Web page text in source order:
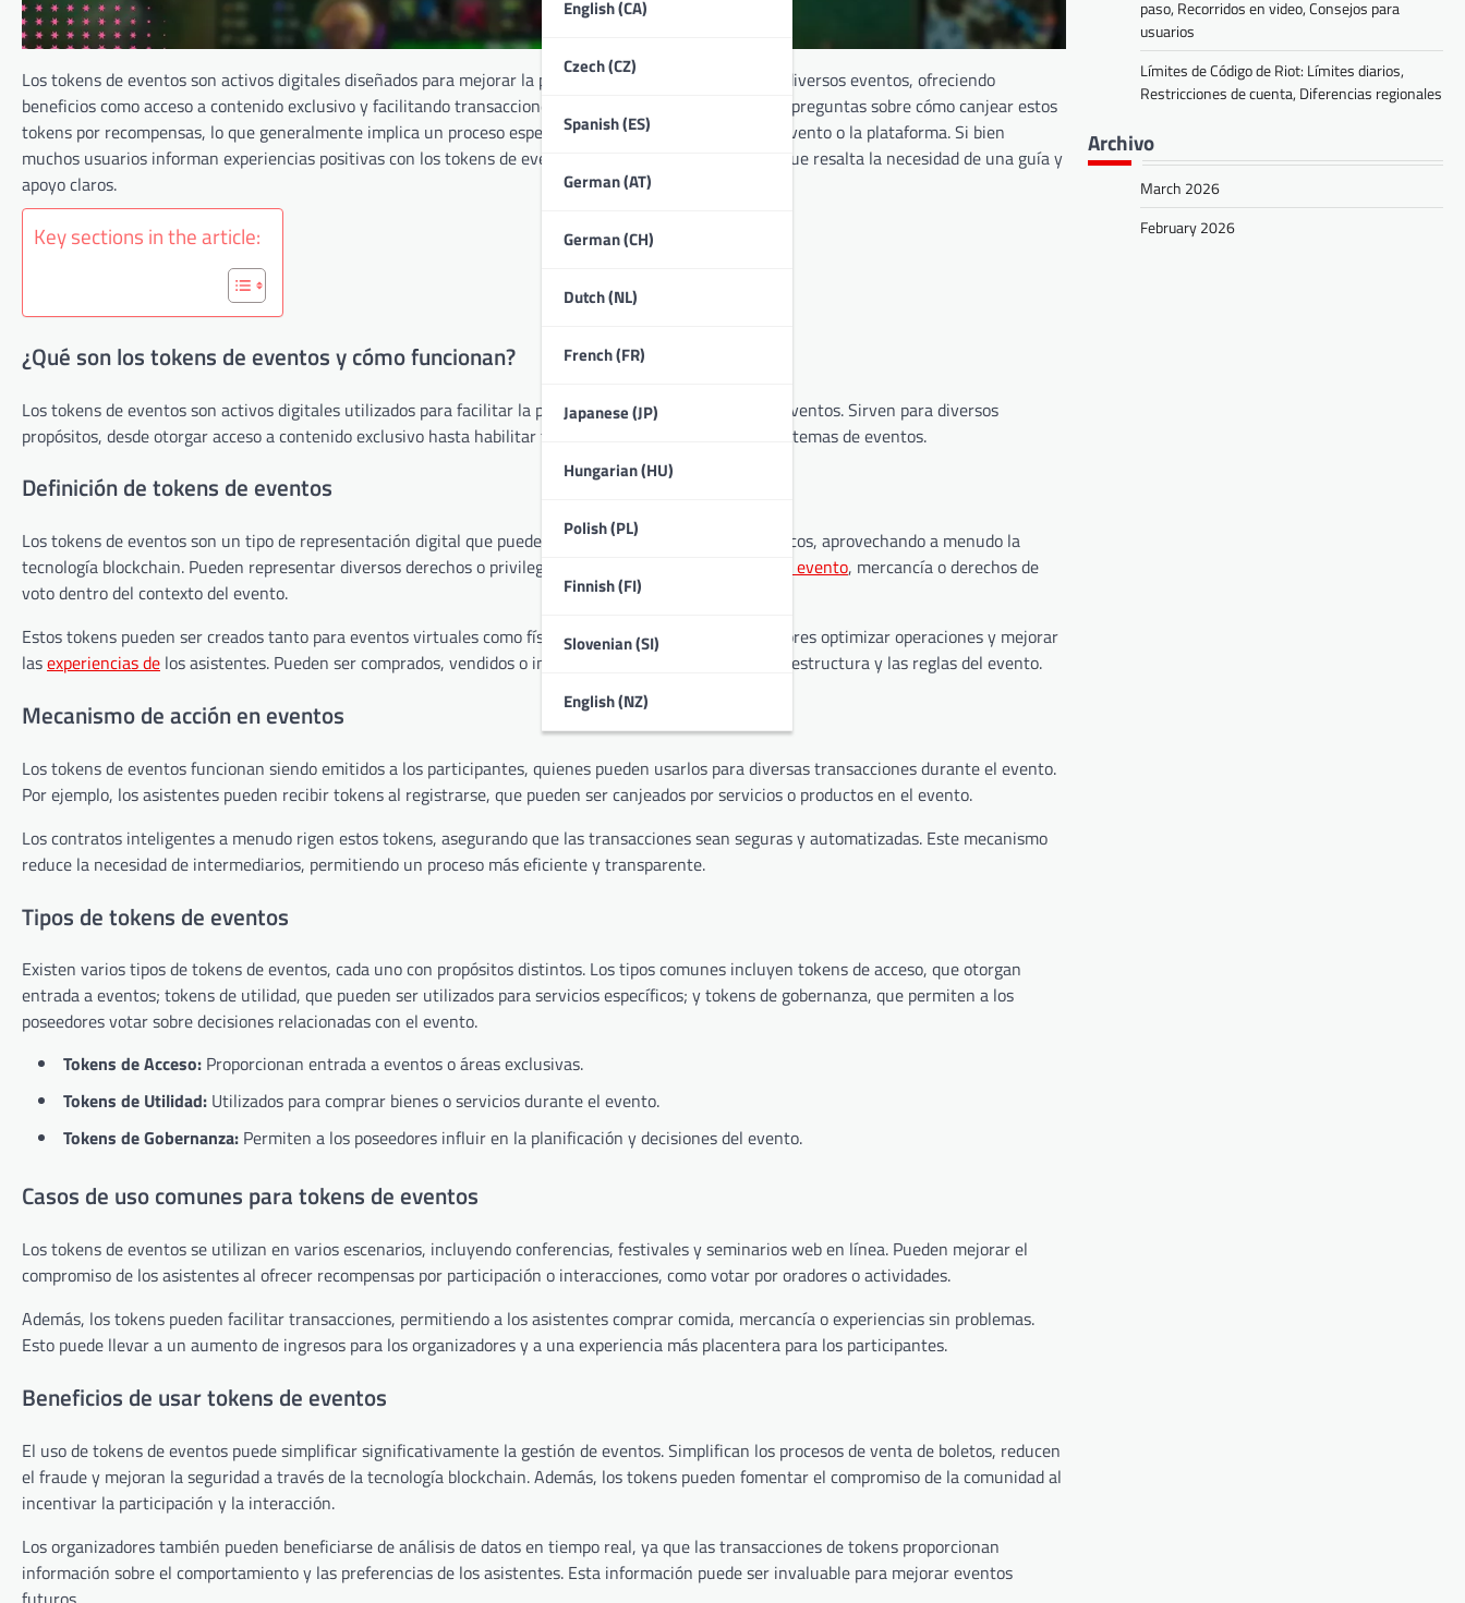
English (CA)
Czech (CZ)
Spanish (ES)
German (AT)
German (CH)
Dutch (NL)
French (FR)
Japanese (JP)
Hungarian (HU)
Polish (PL)
Finnish (FI)
Slovenian (SI)
English (NZ)
Los tokens de eventos son activos digitales diseñados para mejorar la participación y el compromiso en diversos eventos, ofreciendo
beneficios como acceso a contenido exclusivo y facilitando transacciones. Los usuarios a menudo tienen preguntas sobre cómo canjear estos
tokens por recompensas, lo que generalmente implica un proceso específico que puede variar según el evento o la plataforma. Si bien
muchos usuarios informan experiencias positivas con los tokens de eventos, pueden surgir desafíos, lo que resalta la necesidad de una guía y
apoyo claros.
Key sections in the article:
¿Qué son los tokens de eventos y cómo funcionan?
Los tokens de eventos son activos digitales utilizados para facilitar la participación y el compromiso en eventos. Sirven para diversos
propósitos, desde otorgar acceso a contenido exclusivo hasta habilitar transacciones dentro de los ecosistemas de eventos.
Definición de tokens de eventos
Los tokens de eventos son un tipo de representación digital que puede ser emitida para eventos específicos, aprovechando a menudo la
tecnología blockchain. Pueden representar diversos derechos o privilegios, como acceso a actividades
del evento, mercancía o derechos de
voto dentro del contexto del evento.
Estos tokens pueden ser creados tanto para eventos virtuales como físicos, permitiendo a los organizadores optimizar operaciones y mejorar
lasexperiencias de los asistentes. Pueden ser comprados, vendidos o intercambiados, dependiendo de la estructura y las reglas del evento.
Mecanismo de acción en eventos
Los tokens de eventos funcionan siendo emitidos a los participantes, quienes pueden usarlos para diversas transacciones durante el evento.
Por ejemplo, los asistentes pueden recibir tokens al registrarse, que pueden ser canjeados por servicios o productos en el evento.
Los contratos inteligentes a menudo rigen estos tokens, asegurando que las transacciones sean seguras y automatizadas. Este mecanismo
reduce la necesidad de intermediarios, permitiendo un proceso más eficiente y transparente.
Tipos de tokens de eventos
Existen varios tipos de tokens de eventos, cada uno con propósitos distintos. Los tipos comunes incluyen tokens de acceso, que otorgan
entrada a eventos; tokens de utilidad, que pueden ser utilizados para servicios específicos; y tokens de gobernanza, que permiten a los
poseedores votar sobre decisiones relacionadas con el evento.
Tokens de Acceso: Proporcionan entrada a eventos o áreas exclusivas.
Tokens de Utilidad: Utilizados para comprar bienes o servicios durante el evento.
Tokens de Gobernanza: Permiten a los poseedores influir en la planificación y decisiones del evento.
Casos de uso comunes para tokens de eventos
Los tokens de eventos se utilizan en varios escenarios, incluyendo conferencias, festivales y seminarios web en línea. Pueden mejorar el
compromiso de los asistentes al ofrecer recompensas por participación o interacciones, como votar por oradores o actividades.
Además, los tokens pueden facilitar transacciones, permitiendo a los asistentes comprar comida, mercancía o experiencias sin problemas.
Esto puede llevar a un aumento de ingresos para los organizadores y a una experiencia más placentera para los participantes.
Beneficios de usar tokens de eventos
El uso de tokens de eventos puede simplificar significativamente la gestión de eventos. Simplifican los procesos de venta de boletos, reducen
el fraude y mejoran la seguridad a través de la tecnología blockchain. Además, los tokens pueden fomentar el compromiso de la comunidad al
incentivar la participación y la interacción.
Los organizadores también pueden beneficiarse de análisis de datos en tiempo real, ya que las transacciones de tokens proporcionan
información sobre el comportamiento y las preferencias de los asistentes. Esta información puede ser invaluable para mejorar eventos
paso, Recorridos en video, Consejos para
usuarios
Límites de Código de Riot: Límites diarios,
Restricciones de cuenta, Diferencias regionales
Archivo
March 2026
February 2026